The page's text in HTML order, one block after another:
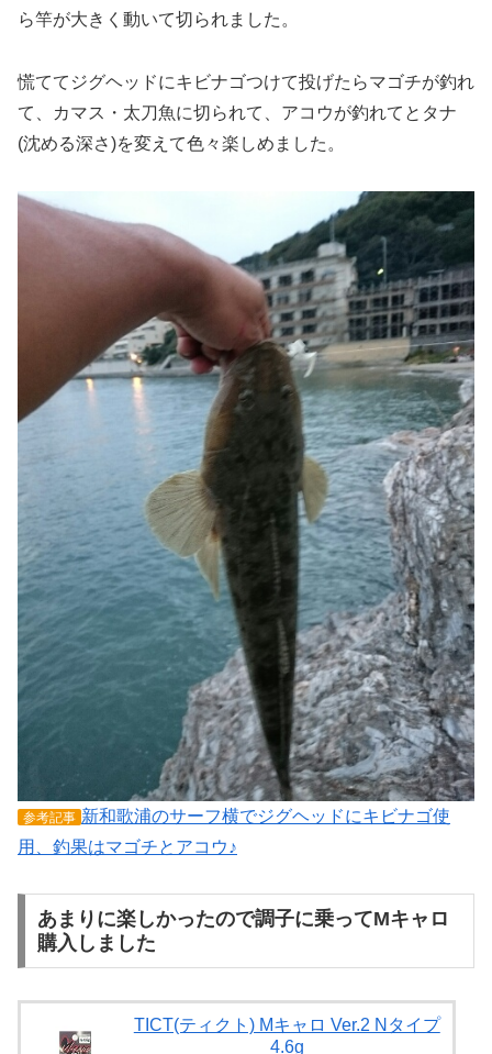
ら竿が大きく動いて切られました。
慌ててジグヘッドにキビナゴつけて投げたらマゴチが釣れ
て、カマス・太刀魚に切られて、アコウが釣れてとタナ
(沈める深さ)を変えて色々楽しめました。
参考記事 新和歌浦のサーフ横でジグヘッドにキビナゴ使
用、釣果はマゴチとアコウ♪
あまりに楽しかったので調子に乗ってMキャロ
購入しました
TICT(ティクト) Mキャロ Ver.2 Nタイプ
4.6g